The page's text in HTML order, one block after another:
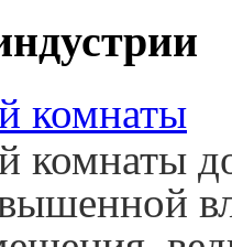
комнаты
комнаты